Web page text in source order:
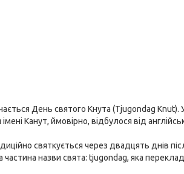
День святого Кнута (Tjugondag Knut).
Канут, ймовірно, відбулося від
святкується через двадцять днів
частина назви свята: tjugondag, яка